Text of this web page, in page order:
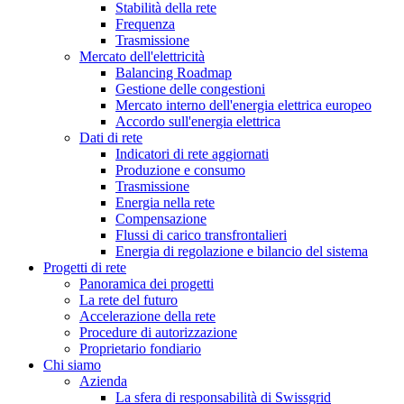
Stabilità della rete
Frequenza
Trasmissione
Mercato dell'elettricità
Balancing Roadmap
Gestione delle congestioni
Mercato interno dell'energia elettrica europeo
Accordo sull'energia elettrica
Dati di rete
Indicatori di rete aggiornati
Produzione e consumo
Trasmissione
Energia nella rete
Compensazione
Flussi di carico transfrontalieri
Energia di regolazione e bilancio del sistema
Progetti di rete
Panoramica dei progetti
La rete del futuro
Accelerazione della rete
Procedure di autorizzazione
Proprietario fondiario
Chi siamo
Azienda
La sfera di responsabilità di Swissgrid